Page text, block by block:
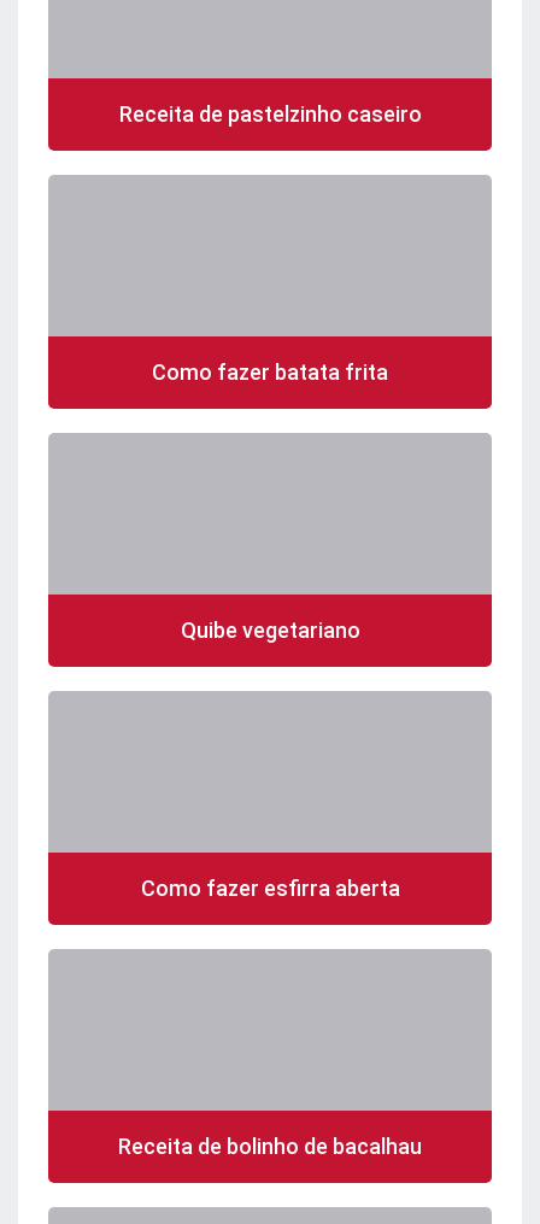
Receita de pastelzinho caseiro
Como fazer batata frita
Quibe vegetariano
Como fazer esfirra aberta
Receita de bolinho de bacalhau